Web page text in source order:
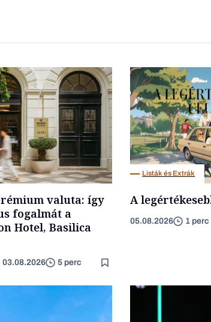
valuta: így
fogalmát a
Hotel, Basilica
03.08.2026 5 perc
Listák és Extrák
A
05.08.2026 1 perc